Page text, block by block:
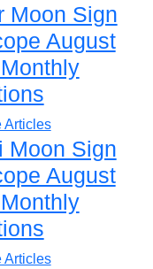
Moon Sign
August
Articles
Moon Sign
August
Articles